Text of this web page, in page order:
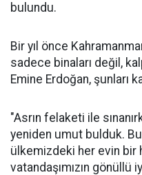
bulundu.
Bir yıl önce
sadece binaları değil,
Emine Erdoğan, şunları
"Asrın felaketi ile
yeniden umut bulduk.
ülkemizdeki her evin bir
vatandaşımızın